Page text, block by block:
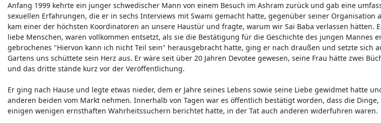
Anfang 1999 kehrte ein junger schwedischer Mann von einem Besuch im Ashram zurück und gab eine
sexuellen Erfahrungen, die er in sechs Interviews mit Swami gemacht hatte, gegenüber seiner Organisation
kam einer der höchsten Koordinatoren an unsere Haustür und fragte, warum wir Sai Baba verlassen hätten.
liebe Menschen, waren vollkommen entsetzt, als sie die Bestätigung für die Geschichte des jungen Mannes
gebrochenes "Hiervon kann ich nicht Teil sein" herausgebracht hatte, ging er nach draußen und setzte sich
Gartens uns schüttete sein Herz aus. Er wäre seit über 20 Jahren Devotee gewesen, seine Frau hätte zwei
und das dritte stände kurz vor der Veröffentlichung.
Er ging nach Hause und legte etwas nieder, dem er Jahre seines Lebens sowie seine Liebe gewidmet hatte
anderen beiden vom Markt nehmen. Innerhalb von Tagen war es öffentlich bestätigt worden, dass die
einigen wenigen ernsthaften Wahrheitssuchern berichtet hatte, in der Tat auch anderen widerfuhren waren.